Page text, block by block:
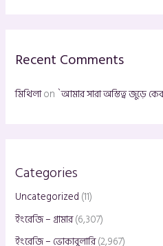
f
Recent Comments
মিথিলাon `আমার সারা অস্তিত্ব জুড়ে
Categories
Uncategorized (11)
ইংরেজি – গ্রামার(6,307)
ইংরেজি – ভোকাবুলারি(2,967)